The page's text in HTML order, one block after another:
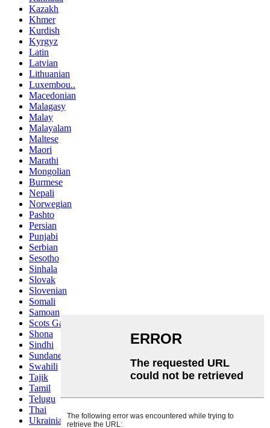
Kazakh
Khmer
Kurdish
Kyrgyz
Latin
Latvian
Lithuanian
Luxembou..
Macedonian
Malagasy
Malay
Malayalam
Maltese
Maori
Marathi
Mongolian
Burmese
Nepali
Norwegian
Pashto
Persian
Punjabi
Serbian
Sesotho
Sinhala
Slovak
Slovenian
Somali
Samoan
Scots Gaelic
Shona
Sindhi
Sundanese
Swahili
Tajik
Tamil
Telugu
Thai
Ukrainian